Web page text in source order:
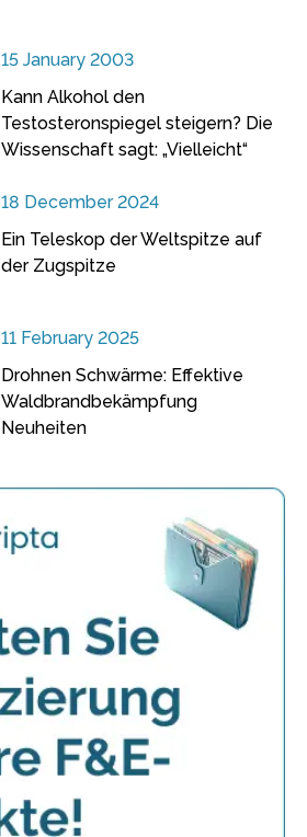
15 January 2003
Kann Alkohol den
Testosteronspiegel steigern? Die
Wissenschaft sagt: „Vielleicht“
18 December 2024
Ein Teleskop der Weltspitze auf
der Zugspitze
11 February 2025
Drohnen Schwärme: Effektive
Waldbrandbekämpfung
Neuheiten